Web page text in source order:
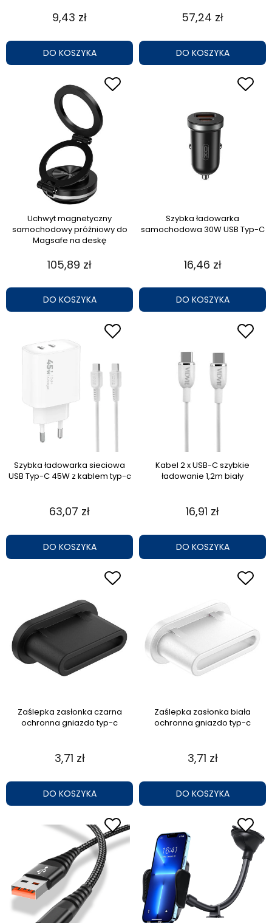
9,43 zł
DO KOSZYKA
57,24 zł
DO KOSZYKA
Uchwyt magnetyczny
samochodowy próżniowy do
Magsafe na deskę
105,89 zł
DO KOSZYKA
Szybka ładowarka
samochodowa 30W USB Typ-C
16,46 zł
DO KOSZYKA
Szybka ładowarka sieciowa
USB Typ-C 45W z kablem typ-c
63,07 zł
DO KOSZYKA
Kabel 2 x USB-C szybkie
ładowanie 1,2m biały
16,91 zł
DO KOSZYKA
Zaślepka zasłonka czarna
ochronna gniazdo typ-c
3,71 zł
DO KOSZYKA
Zaślepka zasłonka biała
ochronna gniazdo typ-c
3,71 zł
DO KOSZYKA